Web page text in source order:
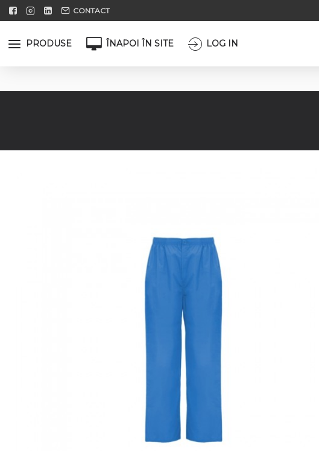
CONTACT
PRODUSE ÎNAPOI ÎN SITE LOG IN